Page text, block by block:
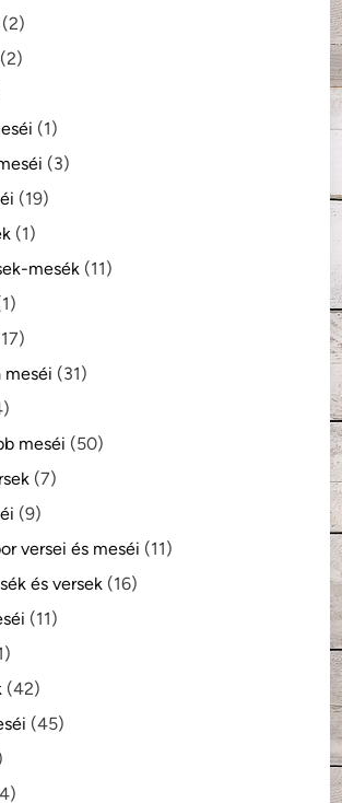
(2)
(2)
(1)
(3)
(19)
(1)
mesék (11)
meséi (31)
meséi (50)
(7)
(9)
versei és meséi (11)
és versek (16)
(11)
(42)
(45)